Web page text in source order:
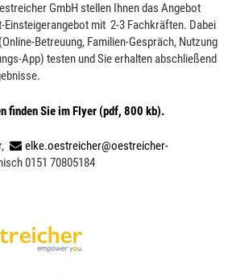
GmbH stellen Ihnen das Angebot
Einsteigerangebot mit 2-3 Fachkräften. Dabei
Betreuung, Familien-Gespräch, Nutzung
App) testen und Sie erhalten abschließend
finden Sie im Flyer (pdf, 800 kb).
elke.oestreicher@oestreicher-
0151 70805184